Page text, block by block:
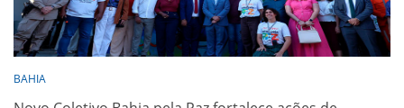
BAHIA